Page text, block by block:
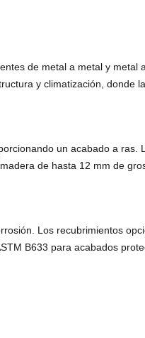
de metal a metal y metal
y climatización, donde
un acabado a ras.
de hasta 12 mm de
Los recubrimientos
B633 para acabados